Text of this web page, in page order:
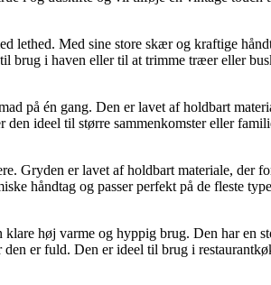
Med sine store skær og kraftige
brug i haven eller til at trimme træer eller
på én gang. Den er lavet af holdbart
ideel til større sammenkomster eller
Gryden er lavet af holdbart materiale, der
håndtag og passer perfekt på de fleste
høj varme og hyppig brug. Den har en
er fuld. Den er ideel til brug i